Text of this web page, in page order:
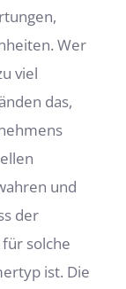
Wer
viel
das,
und
der
solche
ist. Die